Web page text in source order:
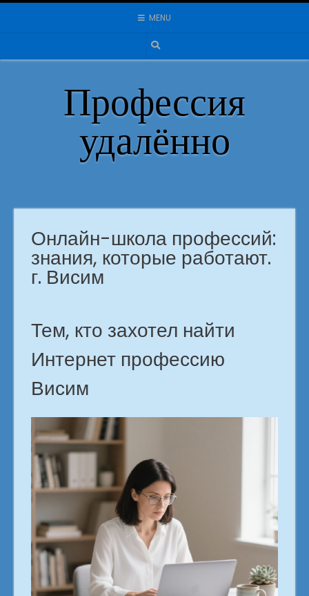
Skip
MENU
Профессия
удалённо
Онлайн-школа профессий:
знания, которые работают.
г. Висим
Тем, кто захотел найти
Интернет профессию
Висим